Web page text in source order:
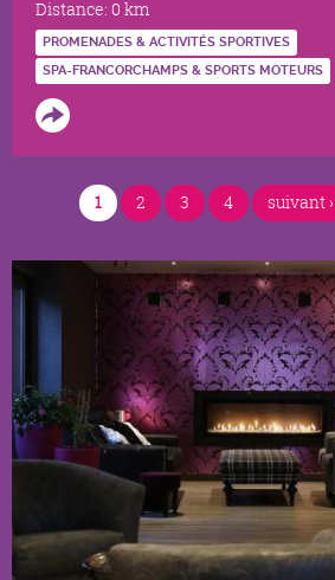
Distance: 0 km
PROMENADES & ACTIVITÉS SPORTIVES
SPA-FRANCORCHAMPS & SPORTS MOTEURS
PAGES 1 2 3 4 suivant ›